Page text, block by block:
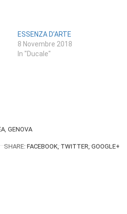
ESSENZA D’ARTE
8 Novembre 2018
In "Ducale"
, GENOVA
SHARE:FACEBOOK, TWITTER, GOOGLE+